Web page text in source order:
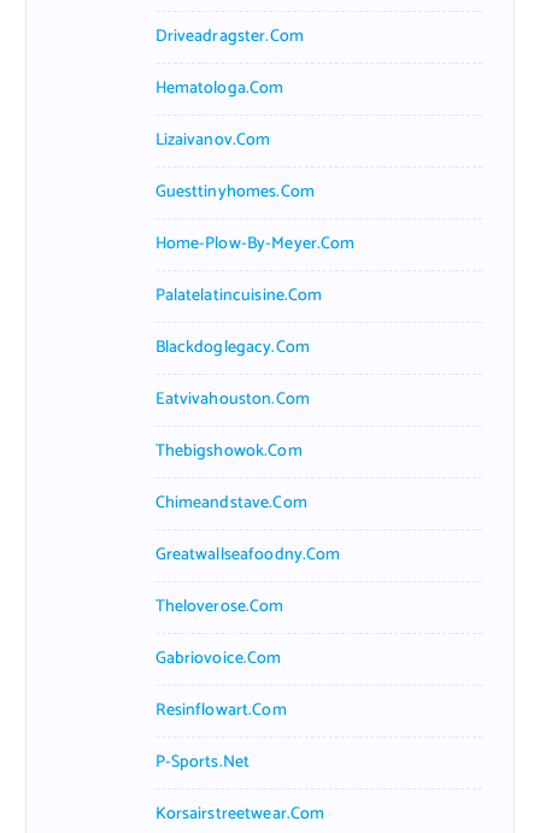
Driveadragster.com
Hematologa.com
Lizaivanov.com
Guesttinyhomes.com
Home-Plow-By-Meyer.com
Palatelatincuisine.com
Blackdoglegacy.com
Eatvivahouston.com
Thebigshowok.com
Chimeandstave.com
Greatwallseafoodny.com
Theloverose.com
Gabriovoice.com
Resinflowart.com
P-Sports.net
Korsairstreetwear.com